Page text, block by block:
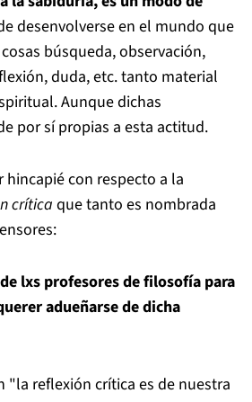
desenvolverse en el mundo que
búsqueda, observación,
duda, etc. tanto material
Aunque dichas
por sí propias a esta actitud.
hincapié con respecto a la
crítica que tanto es nombrada
lxs profesores de filosofía para
adueñarse de dicha
"la reflexión crítica es de nuestra